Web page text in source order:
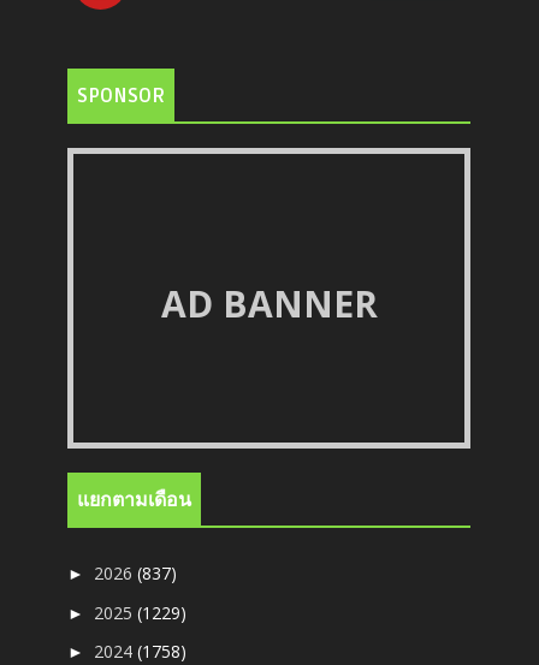
SPONSOR
AD BANNER
แยกตามเดือน
► 2026(837)
► 2025(1229)
► 2024(1758)